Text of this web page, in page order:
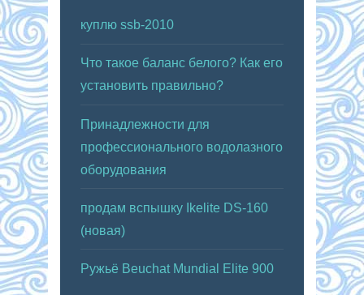
куплю ssb-2010
Что такое баланс белого? Как его
установить правильно?
Принадлежности для
профессионального водолазного
оборудования
продам вспышку Ikelite DS-160
(новая)
Ружьё Beuchat Mundial Elite 900